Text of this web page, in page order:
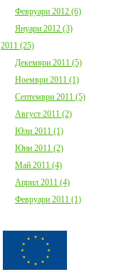
Февруари 2012 (6)
Януари 2012 (3)
2011 (25)
Декември 2011 (5)
Ноември 2011 (1)
Септември 2011 (5)
Август 2011 (2)
Юли 2011 (1)
Юни 2011 (2)
Май 2011 (4)
Април 2011 (4)
Февруари 2011 (1)